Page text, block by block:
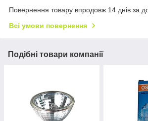
Повернення товару впродовж 14 днів за
Всі умови повернення
Подібні товари компанії